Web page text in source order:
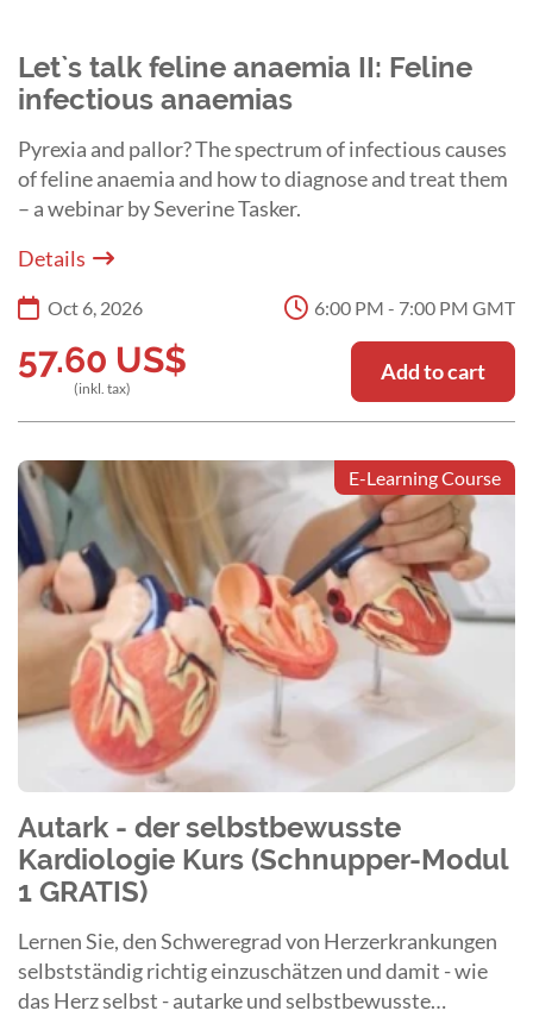
Let`s talk feline anaemia II: Feline
infectious anaemias
Pyrexia and pallor? The spectrum of infectious causes
of feline anaemia and how to diagnose and treat them
– a webinar by Severine Tasker.
Details
Oct 6, 2026 6:00 PM - 7:00 PM GMT
57.60 US$
(inkl. tax)
Add to cart
E-Learning Course
Autark - der selbstbewusste
Kardiologie Kurs (Schnupper-Modul
1 GRATIS)
Lernen Sie, den Schweregrad von Herzerkrankungen
selbstständig richtig einzuschätzen und damit - wie
das Herz selbst - autarke und selbstbewusste